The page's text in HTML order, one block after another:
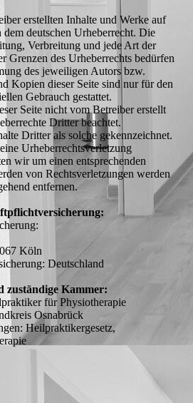
erstellten Inhalte und Werke auf
dem deutschen Urheberrecht. Die
Verbreitung und jede Art der
Grenzen des Urheberrechts bedürfen
des jeweiligen Autors bzw.
Kopien dieser Seite sind nur für den
Gebrauch gestattet.
Seite nicht vom Betreiber erstellt
Dritter beachtet.
Dritter als solche gekennzeichnet.
Urheberrechtsverletzung
wir um einen entsprechenden
von Rechtsverletzungen werden
entfernen.
Köln
Deutschland
zuständige Kammer:
für Physiotherapie
Osnabrück
Heilpraktikergesetz,